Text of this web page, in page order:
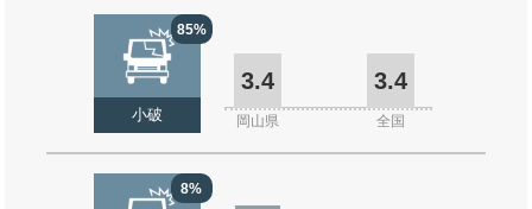
85%
小破
3.4 3.4
岡山県 全国
8%